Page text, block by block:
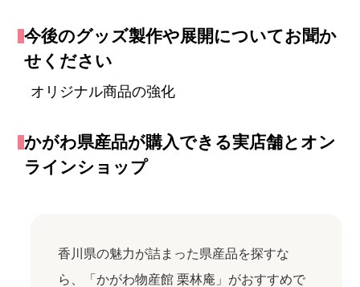
今後のグッズ製作や展開についてお聞か
せください
オリジナル商品の強化
かがわ県産品が購入できる実店舗とオン
ラインショップ
香川県の魅力が詰まった県産品を探すな
ら、「かがわ物産館 栗林庵」がおすすめで